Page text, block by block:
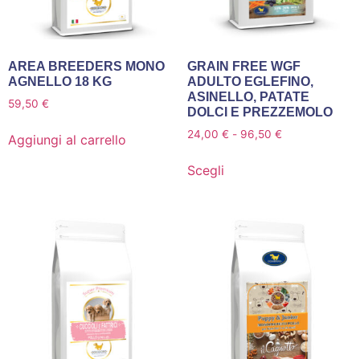
AREA BREEDERS MONO
AGNELLO 18 KG
59,50 €
Aggiungi al carrello
GRAIN FREE WGF
ADULTO EGLEFINO,
ASINELLO, PATATE
DOLCI E PREZZEMOLO
24,00 € - 96,50 €
Scegli